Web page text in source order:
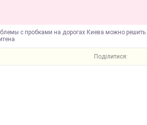
с пробками на дорогах Киева можно решить
Поділитися: